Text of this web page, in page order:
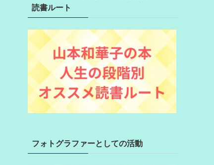
読書ルート
フォトグラファーとしての活動